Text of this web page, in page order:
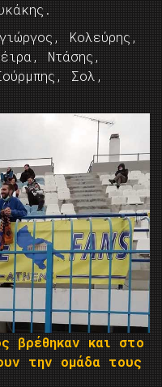
Κολεύρης,
Ντάσης,
Σολ,
βρέθηκαν και στο
την ομάδα τους